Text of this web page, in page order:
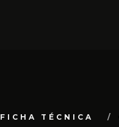
FICHA TÉCNICA